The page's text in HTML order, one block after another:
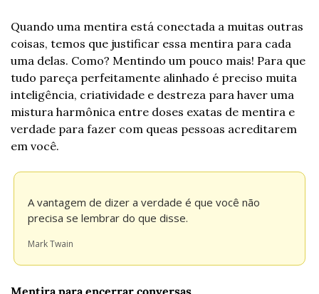
Quando uma mentira está conectada a muitas outras
coisas, temos que justificar essa mentira para cada
uma delas. Como? Mentindo um pouco mais! Para que
tudo pareça perfeitamente alinhado é preciso muita
inteligência, criatividade e destreza para haver uma
mistura harmônica entre doses exatas de mentira e
verdade para fazer com queas pessoas acreditarem
em você.
A vantagem de dizer a verdade é que você não
precisa se lembrar do que disse.
Mark Twain
Mentira para encerrar conversas